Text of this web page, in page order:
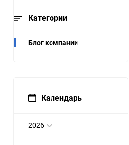
Asia
Bentley
Категории
Блог компании
Календарь
2026